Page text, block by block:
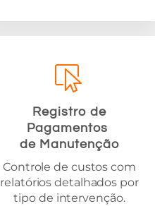
Registro de
Pagamentos
de Manutenção
Controle de custos com
relatórios detalhados por
tipo de intervenção.